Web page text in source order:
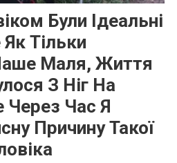
Були Ідеальні
Тільки
Маля, Життя
З Ніг На
Через Час Я
Причину Такої